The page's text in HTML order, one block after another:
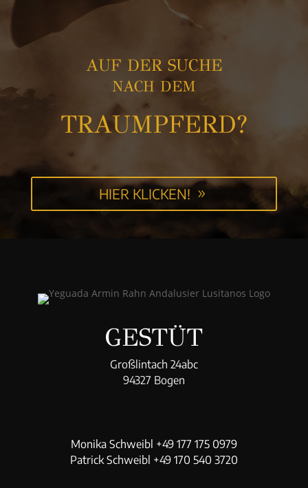
AUF DER SUCHE
NACH DEM
TRAUMPFERD?
HIER KLICKEN!
GESTÜT
Großlintach 24abc
94327 Bogen
Monika Schweibl +49 177 175 0979
Patrick Schweibl +49 170 540 3720